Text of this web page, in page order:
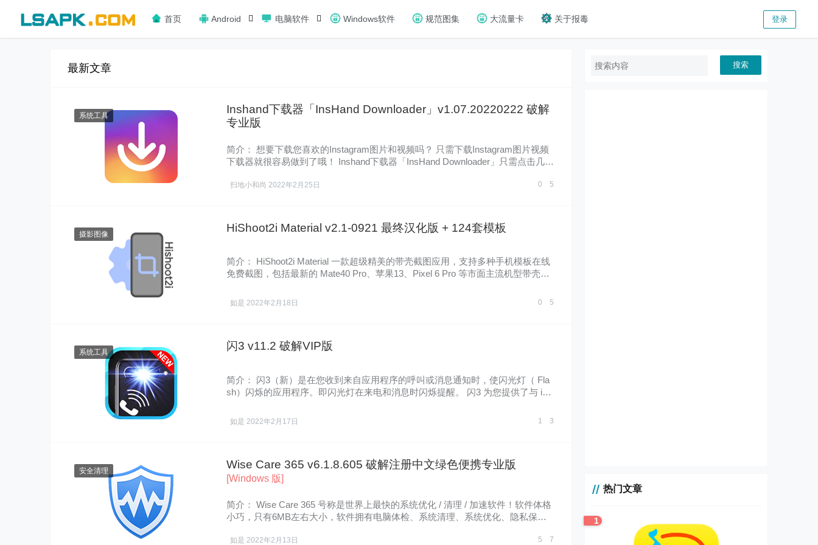
首页 Android 电脑软件 Windows软件 规范图集 大流量卡 关于报毒 登录
最新文章
系统工具
Inshand下载器「InsHand Downloader」v1.07.20220222 破解
专业版
简介： 想要下载您喜欢的Instagram图片和视频吗？ 只需下载Instagram图片视频
下载器就很容易做到了哦！ Inshand下载器「InsHand Downloader」只需点击几下
扫地小和尚 2022年2月25日 0 5
摄影图像 HiShoot2i Material v2.1-0921 最终汉化版 + 124套模板
简介： HiShoot2i Material 一款超级精美的带壳截图应用，支持多种手机模板在线
免费截图，包括最新的 Mate40 Pro、苹果13、Pixel 6 Pro 等市面主流机型带壳
如是 2022年2月18日 0 5
系统工具 闪3 v11.2 破解VIP版
简介： 闪3（新）是在您收到来自应用程序的呼叫或消息通知时，使闪光灯（ Fla
sh）闪烁的应用程序。即闪光灯在来电和消息时闪烁提醒。 闪3 为您提供了与 iPh
如是 2022年2月17日 1 3
安全清理 Wise Care 365 v6.1.8.605 破解注册中文绿色便携专业版
[Windows 版]
简介： Wise Care 365 号称是世界上最快的系统优化 / 清理 / 加速软件！软件体格
小巧，只有6MB左右大小，软件拥有电脑体检、系统清理、系统优化、隐私保
如是 2022年2月13日 5 7
搜索
热门文章
1